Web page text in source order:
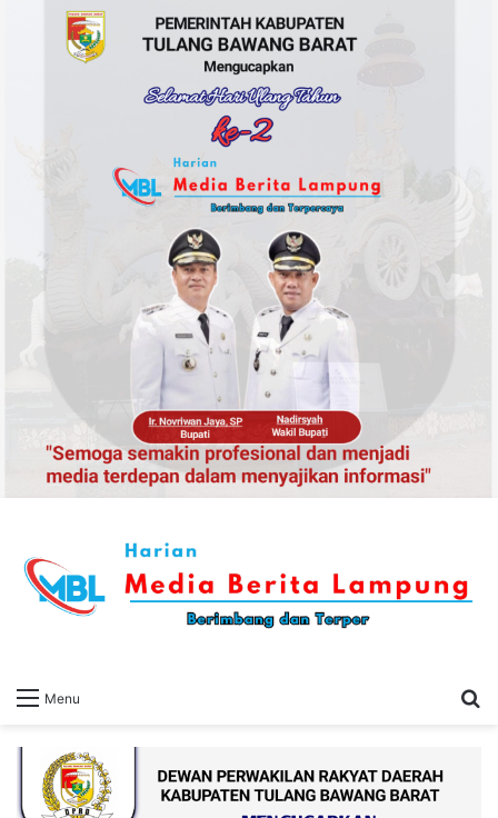
Menu